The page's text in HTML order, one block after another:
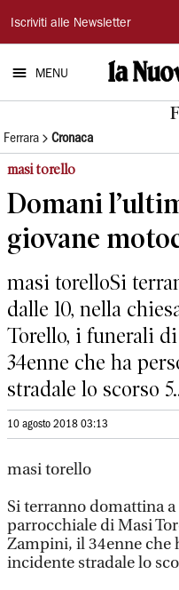
La
Nuova
Ferrara
Iscriviti alle Newsletter
MENU
Ferrara Cronaca
masi torello
Domani
giovane
masi torelloSi
dalle 10, nella
Torello, i funerali
34enne che ha
stradale lo scorso
10 agosto 2018 03:13
masi torello
Si terranno domattina
parrocchiale di Masi
Zampini, il 34enne che
incidente stradale lo